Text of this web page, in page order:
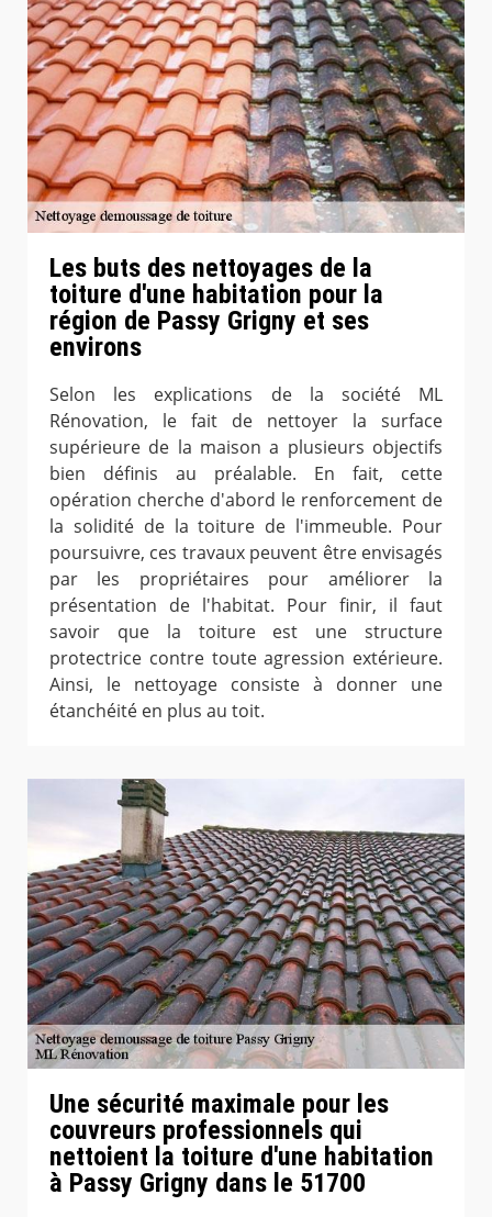
Les buts des nettoyages de la
toiture d'une habitation pour la
région de Passy Grigny et ses
environs
Selon les explications de la société ML
Rénovation, le fait de nettoyer la surface
supérieure de la maison a plusieurs objectifs
bien définis au préalable. En fait, cette
opération cherche d'abord le renforcement de
la solidité de la toiture de l'immeuble. Pour
poursuivre, ces travaux peuvent être envisagés
par les propriétaires pour améliorer la
présentation de l'habitat. Pour finir, il faut
savoir que la toiture est une structure
protectrice contre toute agression extérieure.
Ainsi, le nettoyage consiste à donner une
étanchéité en plus au toit.
Une sécurité maximale pour les
couvreurs professionnels qui
nettoient la toiture d'une habitation
à Passy Grigny dans le 51700